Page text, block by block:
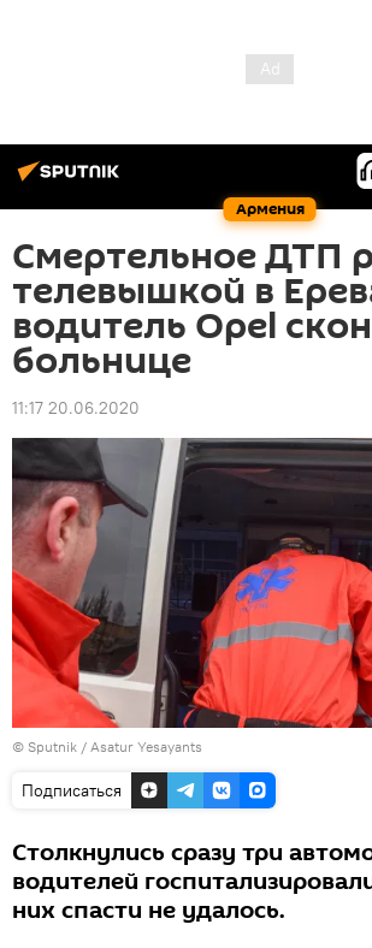
Армения
Смертельное ДТП
телевышкой в
водитель Opel
больнице
11:17 20.06.2020
© Sputnik / Asatur Yesayants
Подписаться
Столкнулись сразу три
водителей
них спасти не удалось.